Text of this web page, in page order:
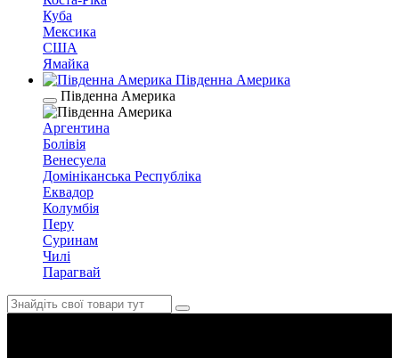
Куба
Мексика
США
Ямайка
Південна Америка
Південна Америка
Аргентина
Болівія
Венесуела
Домініканська Республіка
Еквадор
Колумбія
Перу
Суринам
Чилі
Парагвай